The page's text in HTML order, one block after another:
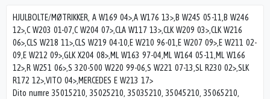
HJULBOLTE/MØTRIKKER, A W169 04>,A W176 13>,B W245 05-11,B W246
12>,C W203 01-07,C W204 07>,CLA W117 13>,CLK W209 03>,CLK W216
06>,CLS W218 11>,CLS W219 04-10,E W210 96-01,E W207 09>,E W211 02-
09,E W212 09>,GLK X204 08>,ML W163 97-04,ML W164 05-11,ML W166
12>,R W251 06>,S 320-500 W220 99-06,S W221 07-13,SL R230 02>,SLK
R172 12>,VITO 04>,MERCEDES E W213 17>
Dito numre 35015210, 35025210, 35035210, 35045210, 35065210,